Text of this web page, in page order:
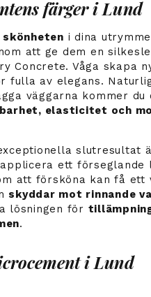
färger i Lund
skönheten i dina
att ge dem en
Concrete. Våga skapa
fulla av elegans.
väggarna kommer du
elasticitet och
slutresultat
ett förseglande
att försköna kan få ett
skyddar mot rinnande
lösningen för
.
i Lund